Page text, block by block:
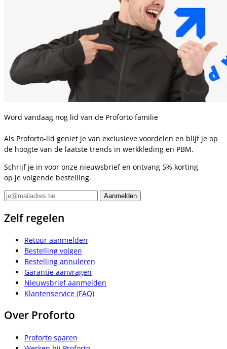
Word vandaag nog lid van de Proforto familie
Als Proforto-lid geniet je van exclusieve voordelen en blijf je op
de hoogte van de laatste trends in werkkleding en PBM.
Schrijf je in voor onze nieuwsbrief en ontvang 5% korting
op je volgende bestelling.
Zelf regelen
Retour aanmelden
Bestelling volgen
Bestelling annuleren
Garantie aanvragen
Nieuwsbrief aanmelden
Klantenservice (FAQ)
Over Proforto
Proforto sparen